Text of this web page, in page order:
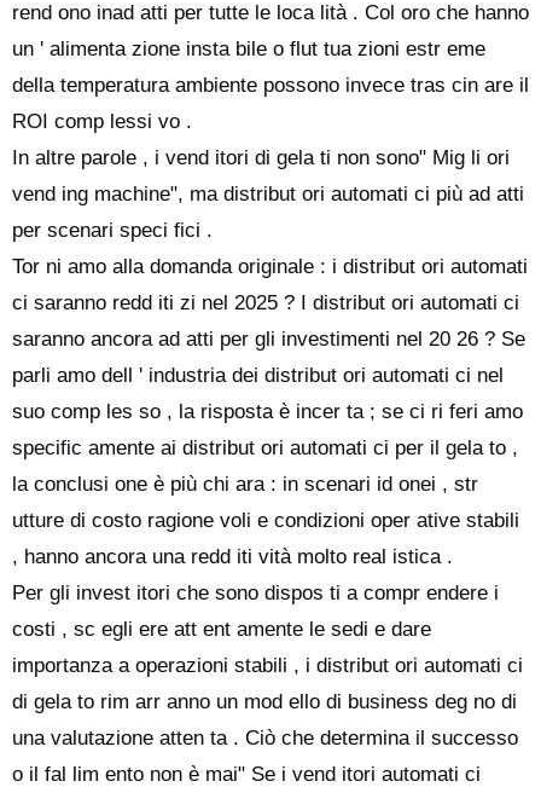
rend ono inad atti per tutte le loca lità . Col oro che hanno
un ' alimenta zione insta bile o flut tua zioni estr eme
della temperatura ambiente possono invece tras cin are il
ROI comp lessi vo .
In altre parole , i vend itori di gela ti non sono" Mig li ori
vend ing machine", ma distribut ori automati ci più ad atti
per scenari speci fici .
Tor ni amo alla domanda originale : i distribut ori automati
ci saranno redd iti zi nel 2025 ? I distribut ori automati ci
saranno ancora ad atti per gli investimenti nel 20 26 ? Se
parli amo dell ' industria dei distribut ori automati ci nel
suo comp les so , la risposta è incer ta ; se ci ri feri amo
specific amente ai distribut ori automati ci per il gela to ,
la conclusi one è più chi ara : in scenari id onei , str
utture di costo ragione voli e condizioni oper ative stabili
, hanno ancora una redd iti vità molto real istica .
Per gli invest itori che sono dispos ti a compr endere i
costi , sc egli ere att ent amente le sedi e dare
importanza a operazioni stabili , i distribut ori automati ci
di gela to rim arr anno un mod ello di business deg no di
una valutazione atten ta . Ciò che determina il successo
o il fal lim ento non è mai" Se i vend itori automati ci